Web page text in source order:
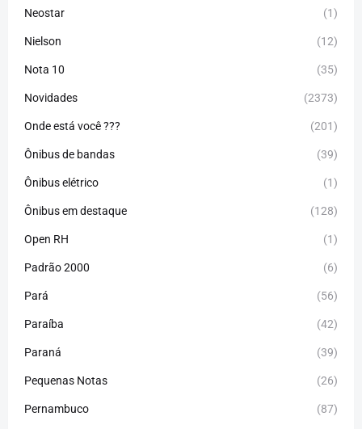
Neostar (1)
Nielson (12)
Nota 10 (35)
Novidades (2373)
Onde está você ??? (201)
Ônibus de bandas (39)
Ônibus elétrico (1)
Ônibus em destaque (128)
Open RH (1)
Padrão 2000 (6)
Pará (56)
Paraíba (42)
Paraná (39)
Pequenas Notas (26)
Pernambuco (87)